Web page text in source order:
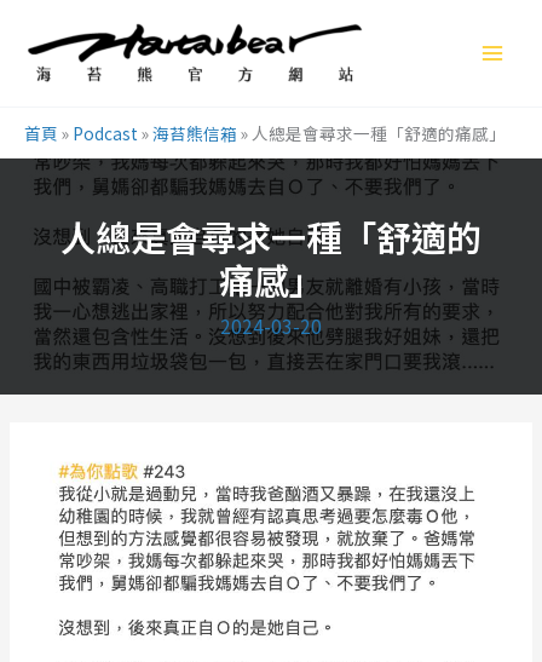
首頁 » Podcast »海苔熊信箱 »人總是會尋求一種「舒適的痛感」
人總是會尋求一種「舒適的
痛感」
2024-03-20